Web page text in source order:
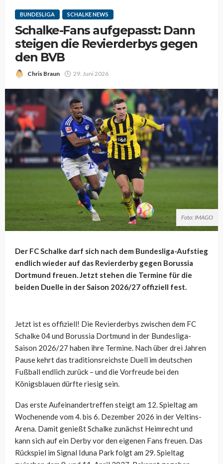
BUNDESLIGA SCHALKE NEWS
Schalke-Fans aufgepasst: Dann
steigen die Revierderbys gegen
den BVB
Chris Braun 29. Juni 2026
Foto: IMAGO
Der FC Schalke darf sich nach dem Bundesliga-Aufstieg
endlich wieder auf das Revierderby gegen Borussia
Dortmund freuen. Jetzt stehen die Termine für die
beiden Duelle in der Saison 2026/27 offiziell fest.
Jetzt ist es offiziell! Die Revierderbys zwischen dem FC
Schalke 04 und Borussia Dortmund in der Bundesliga-
Saison 2026/27 haben ihre Termine. Nach über drei Jahren
Pause kehrt das traditionsreichste Duell im deutschen
Fußball endlich zurück – und die Vorfreude bei den
Königsblauen dürfte riesig sein.
Das erste Aufeinandertreffen steigt am 12. Spieltag am
Wochenende vom 4. bis 6. Dezember 2026 in der Veltins-
Arena. Damit genießt Schalke zunächst Heimrecht und
kann sich auf ein Derby vor den eigenen Fans freuen. Das
Rückspiel im Signal Iduna Park folgt am 29. Spieltag